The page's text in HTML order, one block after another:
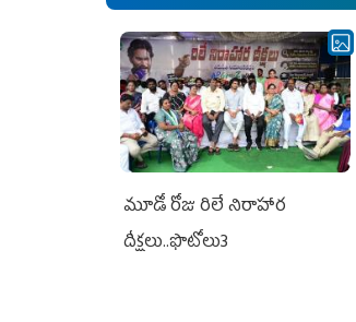
మూడో రోజు రిలే నిరాహార
దీక్షలు..ఫొటోలు3